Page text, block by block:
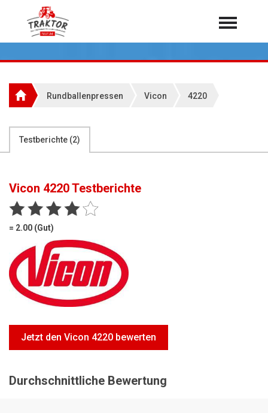
Home
Rundballenpressen
Teleskoplader
Rasentraktoren
Motorsägen
Hoflader
Jetzt Bewerten
Über 7.000 Testberichte
Rundballenpressen Vicon 4220
Testberichte (2)
Vicon 4220Testberichte
= 2.00 (Gut)
Jetzt den Vicon 4220 bewerten
Durchschnittliche Bewertung